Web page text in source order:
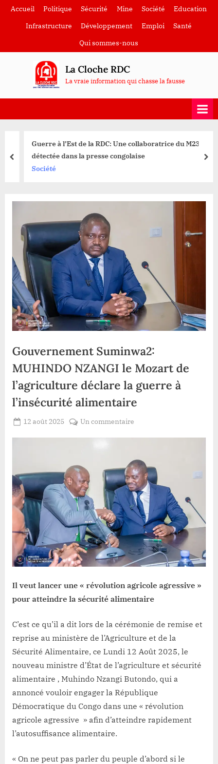
SkipAccueil Politique Sécurité Mine Société
Education
Infrastructure
Développement Emploi
Santé
Qui sommes-nous
La Cloche RDC
La vraie information qui chasse la fausse
Guerre à l’Est de la RDC: Une collaboratrice du M23
détectée dans la presse congolaise
Société
prev
Gouvernement Suminwa2:
MUHINDO NZANGI le Mozart de
l’agriculture déclare la guerre à
l’insécurité alimentaire
Posted
12 août 2025
Un commentaire
NZANGI
le
Mozart
de
l’agriculture
déclare
la
guerre
à
l’insécurité
Il veut lancer une « révolution agricole agressive »
pour atteindre la sécurité alimentaire
C’est ce qu’il a dit lors de la cérémonie de remise et
reprise au ministère de l’Agriculture et de la
Sécurité Alimentaire, ce Lundi 12 Août 2025, le
nouveau ministre d’État de l’agriculture et sécurité
alimentaire , Muhindo Nzangi Butondo, qui a
annoncé vouloir engager la République
Démocratique du Congo dans une « révolution
agricole agressive » afin d’atteindre rapidement
l’autosuffisance alimentaire.
« On ne peut pas parler du peuple d’abord si le